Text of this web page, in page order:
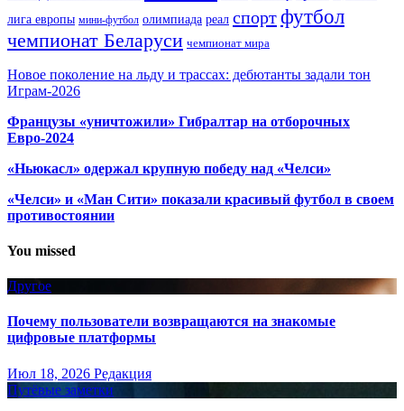
лига европы мини-футбол олимпиада реал спортфутбол
чемпионат Беларуси чемпионат мира
Новое поколение на льду и трассах: дебютанты задали тон
Играм-2026
Французы «уничтожили» Гибралтар на отборочных
Евро-2024
«Ньюкасл» одержал крупную победу над «Челси»
«Челси» и «Ман Сити» показали красивый футбол в своем
противостоянии
You missed
Другое
Почему пользователи возвращаются на знакомые
цифровые платформы
Июл 18, 2026 Редакция
Путёвые заметки